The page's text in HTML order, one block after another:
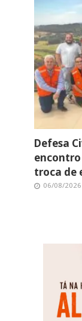
Defesa
encontro
troca de
06/08/2026